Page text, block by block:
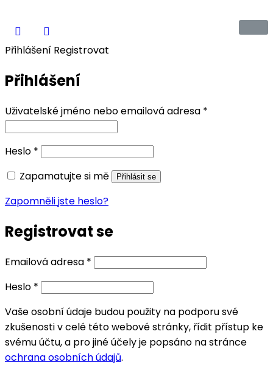
Přihlášení Registrovat
Přihlášení
Uživatelské jméno nebo emailová adresa *
Heslo *
Zapamatujte si mě
Přihlásit se
Zapomněli jste heslo?
Registrovat se
Emailová adresa *
Heslo *
Vaše osobní údaje budou použity na podporu své
zkušenosti v celé této webové stránky, řídit přístup ke
svému účtu, a pro jiné účely je popsáno na stránce
ochrana osobních údajů.